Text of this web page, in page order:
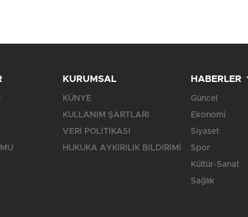
KURUMSAL
KÜNYE
KULLANIM ŞARTLARI
VERİ POLİTİKASI
HUKUKA AYKIRILIK BİLDİRİMİ
HABERLER
Güncel
Ekonomi
Siyaset
Spor
Kültür-Sanat
Sağlık